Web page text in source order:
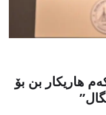
هاریكار بن بۆ